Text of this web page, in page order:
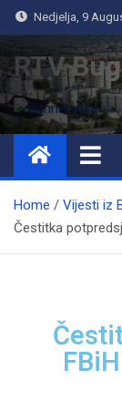
Nedjelja, 9
RTV
Home
Vijesti iz
Čestitka